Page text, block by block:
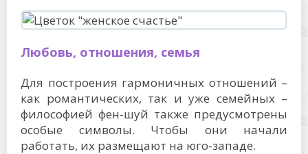
Любовь, отношения, семья
Для построения гармоничных отношений –
как романтических, так и уже семейных –
философией фен-шуй также предусмотрены
особые символы. Чтобы они начали
работать, их размещают на юго-западе.